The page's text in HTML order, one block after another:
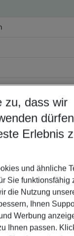
which suits your best
27 5-8 nights
children
zu, dass wir
Erlebnis
und ähnliche
Sie funktionsfähig
die Nutzung
Ihnen
Werbung
Ihnen passen.